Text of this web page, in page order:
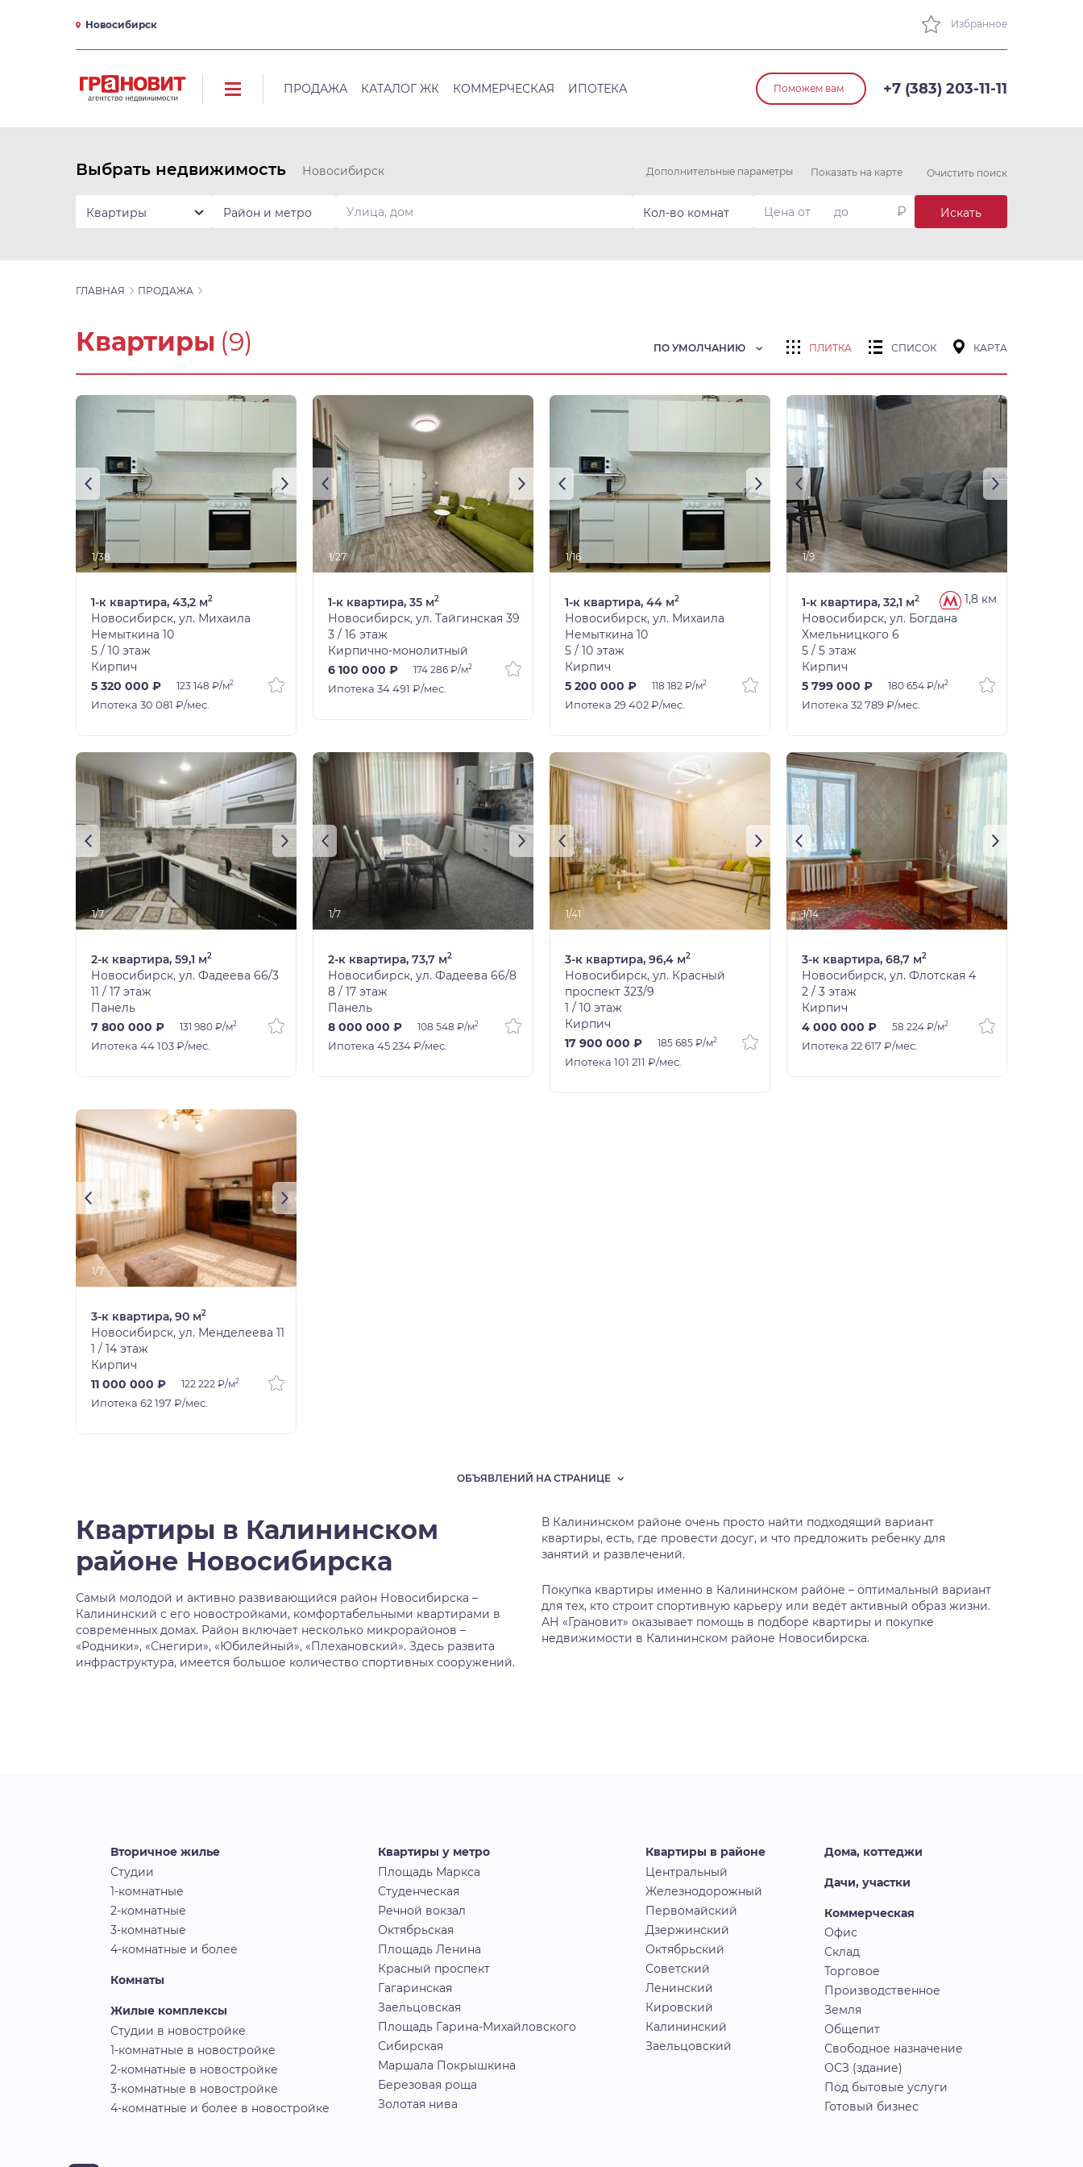
Новосибирск Избранное
ПРОДАЖА КАТАЛОГ ЖК КОММЕРЧЕСКАЯ ИПОТЕКА Поможем вам +7 (383) 203-11-11
Выбрать недвижимость Новосибирск
Квартиры Район и метро Кол-во комнат ₽ Искать
Очистить поиск
Показать на карте
Дополнительные параметры
ГЛАВНАЯ ПРОДАЖА
Квартиры (9) ПО УМОЛЧАНИЮ ПЛИТКА СПИСОК КАРТА
1/38
1-к квартира, 43,2 м2
Новосибирск, ул. Михаила
Немыткина 10
5 / 10 этаж
Кирпич
5 320 000 ₽
123 148 ₽/м2
Ипотека 30 081 ₽/мес.
1/27
1-к квартира, 35 м2
Новосибирск, ул. Тайгинская 39
3 / 16 этаж
Кирпично-монолитный
6 100 000 ₽
174 286 ₽/м2
Ипотека 34 491 ₽/мес.
1/16
1-к квартира, 44 м2
Новосибирск, ул. Михаила
Немыткина 10
5 / 10 этаж
Кирпич
5 200 000 ₽
118 182 ₽/м2
Ипотека 29 402 ₽/мес.
1/9
1,8 км
1-к квартира, 32,1 м2
Новосибирск, ул. Богдана
Хмельницкого 6
5 / 5 этаж
Кирпич
5 799 000 ₽
180 654 ₽/м2
Ипотека 32 789 ₽/мес.
1/7
2-к квартира, 59,1 м2
Новосибирск, ул. Фадеева 66/3
11 / 17 этаж
Панель
7 800 000 ₽
131 980 ₽/м2
Ипотека 44 103 ₽/мес.
1/7
2-к квартира, 73,7 м2
Новосибирск, ул. Фадеева 66/8
8 / 17 этаж
Панель
8 000 000 ₽
108 548 ₽/м2
Ипотека 45 234 ₽/мес.
1/41
3-к квартира, 96,4 м2
Новосибирск, ул. Красный
проспект 323/9
1 / 10 этаж
Кирпич
17 900 000 ₽
185 685 ₽/м2
Ипотека 101 211 ₽/мес.
1/14
3-к квартира, 68,7 м2
Новосибирск, ул. Флотская 4
2 / 3 этаж
Кирпич
4 000 000 ₽
58 224 ₽/м2
Ипотека 22 617 ₽/мес.
1/7
3-к квартира, 90 м2
Новосибирск, ул. Менделеева 11
1 / 14 этаж
Кирпич
11 000 000 ₽
122 222 ₽/м2
Ипотека 62 197 ₽/мес.
ОБЪЯВЛЕНИЙ НА СТРАНИЦЕ
Квартиры в Калининском
районе Новосибирска
Самый молодой и активно развивающийся район Новосибирска –
Калининский с его новостройками, комфортабельными квартирами в
современных домах. Район включает несколько микрорайонов –
«Родники», «Снегири», «Юбилейный», «Плехановский». Здесь развита
инфраструктура, имеется большое количество спортивных сооружений.
В Калининском районе очень просто найти подходящий вариант
квартиры, есть, где провести досуг, и что предложить ребенку для
занятий и развлечений.
Покупка квартиры именно в Калининском районе – оптимальный вариант
для тех, кто строит спортивную карьеру или ведёт активный образ жизни.
АН «Грановит» оказывает помощь в подборе квартиры и покупке
недвижимости в Калининском районе Новосибирска.
Вторичное жилье
Студии
1-комнатные
2-комнатные
3-комнатные
4-комнатные и более
Комнаты
Жилые комплексы
Студии в новостройке
1-комнатные в новостройке
2-комнатные в новостройке
3-комнатные в новостройке
4-комнатные и более в новостройке
Квартиры у метро
Площадь Маркса
Студенческая
Речной вокзал
Октябрьская
Площадь Ленина
Красный проспект
Гагаринская
Заельцовская
Площадь Гарина-Михайловского
Сибирская
Маршала Покрышкина
Березовая роща
Золотая нива
Квартиры в районе
Центральный
Железнодорожный
Первомайский
Дзержинский
Октябрьский
Советский
Ленинский
Кировский
Калининский
Заельцовский
Дома, коттеджи
Дачи, участки
Коммерческая
Офис
Склад
Торговое
Производственное
Земля
Общепит
Свободное назначение
ОСЗ (здание)
Под бытовые услуги
Готовый бизнес